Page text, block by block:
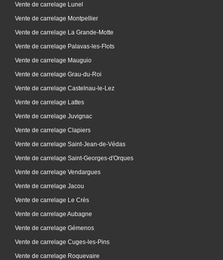
Vente de carrelage Lunel
Vente de carrelage Montpellier
Vente de carrelage La Grande-Motte
Vente de carrelage Palavas-les-Flots
Vente de carrelage Mauguio
Vente de carrelage Grau-du-Roi
Vente de carrelage Castelnau-le-Lez
Vente de carrelage Lattes
Vente de carrelage Juvignac
Vente de carrelage Clapiers
Vente de carrelage Saint-Jean-de-Védas
Vente de carrelage Saint-Georges-d'Orques
Vente de carrelage Vendargues
Vente de carrelage Jacou
Vente de carrelage Le Crès
Vente de carrelage Aubagne
Vente de carrelage Gémenos
Vente de carrelage Cuges-les-Pins
Vente de carrelage Roquevaire